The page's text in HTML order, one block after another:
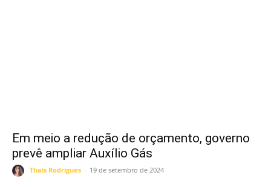
Em meio a redução de orçamento, governo
prevê ampliar Auxílio Gás
Thais Rodrigues - 19 de setembro de 2024